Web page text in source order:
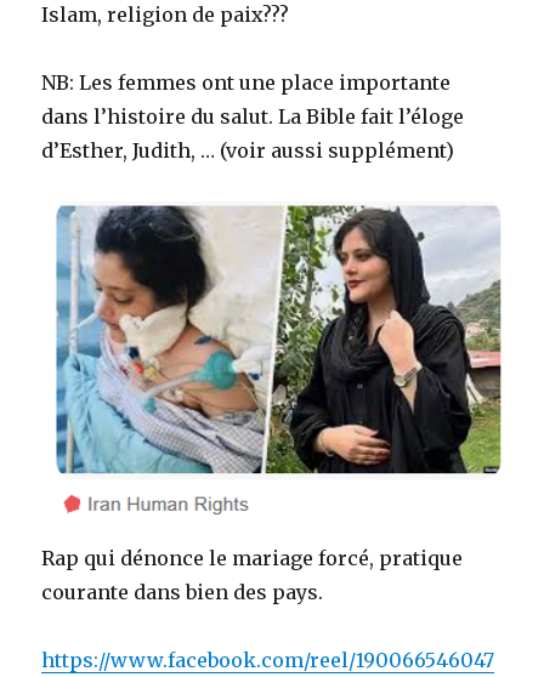
Islam, religion de paix???
NB: Les femmes ont une place importante
dans l’histoire du salut. La Bible fait l’éloge
d’Esther, Judith, … (voir aussi supplément)
Rap qui dénonce le mariage forcé, pratique
courante dans bien des pays.
https://www.facebook.com/reel/190066546047